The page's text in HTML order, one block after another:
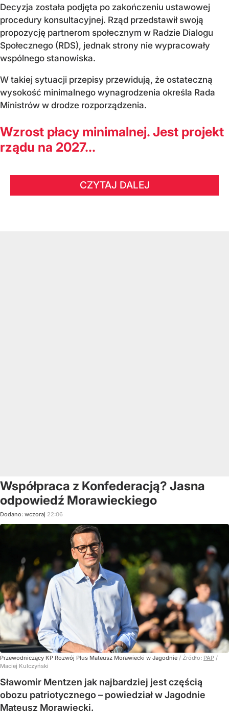
Decyzja została podjęta po zakończeniu ustawowej
procedury konsultacyjnej. Rząd przedstawił swoją
propozycję partnerom społecznym w Radzie Dialogu
Społecznego (RDS), jednak strony nie wypracowały
wspólnego stanowiska.
W takiej sytuacji przepisy przewidują, że ostateczną
wysokość minimalnego wynagrodzenia określa Rada
Ministrów w drodze rozporządzenia.
Wzrost płacy minimalnej. Jest projekt
rządu na 2027...
CZYTAJ DALEJ
Współpraca z Konfederacją? Jasna
odpowiedź Morawieckiego
Dodano: wczoraj 22:06
Przewodniczący KP Rozwój Plus Mateusz Morawiecki w Jagodnie / Źródło: PAP /
Maciej Kulczyński
Sławomir Mentzen jak najbardziej jest częścią
obozu patriotycznego – powiedział w Jagodnie
Mateusz Morawiecki.